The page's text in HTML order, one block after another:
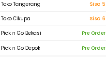
Toko Tangerang
Sisa 5
Toko Cikupa
Sisa 6
Pick n Go Bekasi
Pre Order
Pick n Go Depok Pre Order